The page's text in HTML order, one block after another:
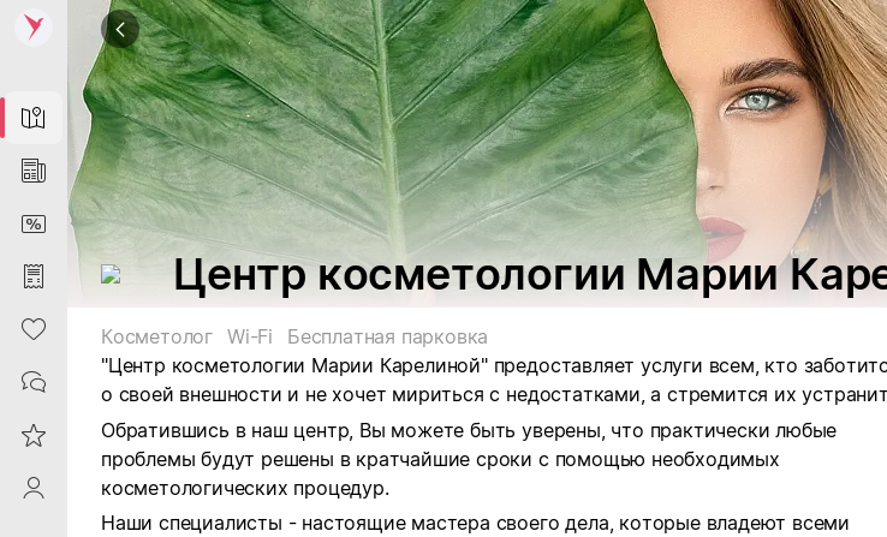
Map
News
DiscountCard
Purchases
Heart
Contacts
Reviews
ProfileSaby
Центр косметологии Марии
Косметолог Wi-Fi
Бесплатная парковка
"Центр косметологии Марии Карелиной" предоставляет услуги всем, кто
о своей внешности и не хочет мириться с недостатками, а стремится их
Обратившись в наш центр, Вы можете быть уверены, что практически любые
проблемы будут решены в кратчайшие сроки с помощью необходимых
косметологических процедур.
Наши специалисты - настоящие мастера своего дела, которые владеют всеми